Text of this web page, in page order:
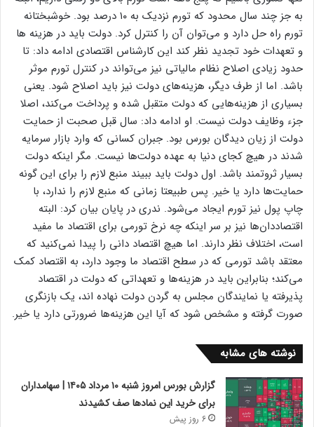
به جز چند سال محدود که تورم نزدیک به ۱۰ درصد بود. خوشبختانه
تورم راه حل دارد و می‌توان آن را کنترل کرد. دولت باید در هزینه ها
و تعهدات خود تجدید نظر کند این کارشناس اقتصادی ادامه داد: تا
حدود زیادی اصلاح نظام مالیاتی نیز می‌تواند در کنترل تورم موثر
باشد. اما از طرف دیگر، هزینه‌های دولت نیز باید اصلاح شود. یعنی
بسیاری از هزینه‌هایی که دولت متقبل شده و پرداخت می‌کند، اصلا
جزء وظایف دولت نیست. او ادامه داد: سال قبل صحبت از حمایت
دولت از زیان دیدگان بورس بود. جبران کسانی که وارد بازار سرمایه
شدند در هیچ کجای دنیا به عهده دولت‌ها نیست. مگر اینکه دولت
بسیار ثروتمند باشد. اول دولت باید ببیند منبع لازم را برای این گونه
حمایت‌ها دارد یا خیر. پس طبیعتا زمانی که منبع لازم را ندارد، با
چاپ پول نیز تورم ایجاد می‌شود. ندری در پایان بیان کرد: البته
اقتصاددان‌ها نیز بر سر اینکه چه نرخ تورمی برای اقتصاد ما مفید
است، اختلاف نظر دارند. اما هیچ اقتصاد دانی را پیدا نمی‌کنید که
معتقد باشد تورمی که در سطح اقتصاد ما وجود دارد، به اقتصاد کمک
می‌کند؛ بنابراین باید در هزینه‌ها و تعهداتی که دولت در اقتصاد
پذیرفته یا نمایندگان مجلس به گردن دولت نهاده اند، یک بازنگری
صورت گرفته و مشخص شود که آیا این هزینه‌ها ضرورتی دارد یا خیر.
نوشته های مشابه
گزارش بورس امروز شنبه ۱۰ مرداد ۱۴۰۵ | سهامداران
برای خرید این نمادها صف کشیدند
6 روز پیش